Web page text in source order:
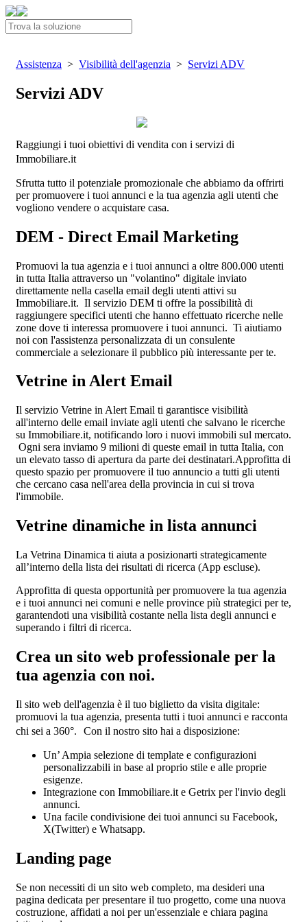
Assistenza > Visibilità dell'agenzia > Servizi ADV
Servizi ADV
Raggiungi i tuoi obiettivi di vendita con i servizi di
Immobiliare.it
Sfrutta tutto il potenziale promozionale che abbiamo da offrirti
per promuovere i tuoi annunci e la tua agenzia agli utenti che
vogliono vendere o acquistare casa.
DEM - Direct Email Marketing
Promuovi la tua agenzia e i tuoi annunci a oltre 800.000 utenti
in tutta Italia attraverso un "volantino" digitale inviato
direttamente nella casella email degli utenti attivi su
Immobiliare.it. Il servizio DEM ti offre la possibilità di
raggiungere specifici utenti che hanno effettuato ricerche nelle
zone dove ti interessa promuovere i tuoi annunci. Ti aiutiamo
noi con l'assistenza personalizzata di un consulente
commerciale a selezionare il pubblico più interessante per te.
Vetrine in Alert Email
Il servizio Vetrine in Alert Email ti garantisce visibilità
all'interno delle email inviate agli utenti che salvano le ricerche
su Immobiliare.it, notificando loro i nuovi immobili sul mercato.
Ogni sera inviamo 9 milioni di queste email in tutta Italia, con
un elevato tasso di apertura da parte dei destinatari.Approfitta di
questo spazio per promuovere il tuo annuncio a tutti gli utenti
che cercano casa nell'area della provincia in cui si trova
l'immobile.
Vetrine dinamiche in lista annunci
La Vetrina Dinamica ti aiuta a posizionarti strategicamente
all’interno della lista dei risultati di ricerca (App escluse).
Approfitta di questa opportunità per promuovere la tua agenzia
e i tuoi annunci nei comuni e nelle province più strategici per te,
garantendoti una visibilità costante nella lista degli annunci e
superando i filtri di ricerca.
Crea un sito web professionale per la
tua agenzia con noi.
Il sito web dell'agenzia è il tuo biglietto da visita digitale:
promuovi la tua agenzia, presenta tutti i tuoi annunci e racconta
chi sei a 360°. Con il nostro sito hai a disposizione:
Un’ Ampia selezione di template e configurazioni
personalizzabili in base al proprio stile e alle proprie
esigenze.
Integrazione con Immobiliare.it e Getrix per l'invio degli
annunci.
Una facile condivisione dei tuoi annunci su Facebook,
X(Twitter) e Whatsapp.
Landing page
Se non necessiti di un sito web completo, ma desideri una
pagina dedicata per presentare il tuo progetto, come una nuova
costruzione, affidati a noi per un'essenziale e chiara pagina